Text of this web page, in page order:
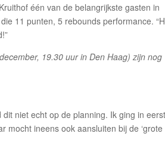
één van de belangrijkste gasten in
11 punten, 5 rebounds performance.
19.30 uur in Den Haag) zijn nog
niet echt op de planning. Ik ging in
mocht ineens ook aansluiten bij de ‘grote